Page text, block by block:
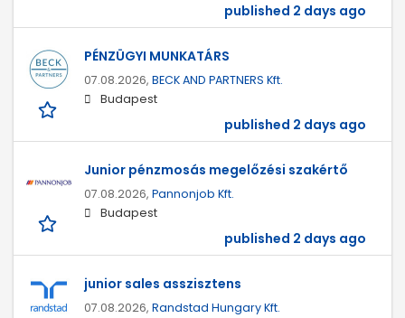
published 2 days ago
PÉNZÜGYI MUNKATÁRS
07.08.2026, BECK AND PARTNERS Kft.
Budapest
published 2 days ago
Junior pénzmosás megelőzési szakértő
07.08.2026, Pannonjob Kft.
Budapest
published 2 days ago
junior sales asszisztens
07.08.2026, Randstad Hungary Kft.